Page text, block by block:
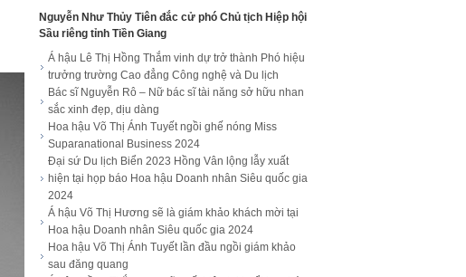
Nguyễn Như Thủy Tiên đắc cử phó Chủ tịch Hiệp hội
Sầu riêng tỉnh Tiền Giang
Á hậu Lê Thị Hồng Thắm vinh dự trở thành Phó hiệu
trưởng trường Cao đẳng Công nghệ và Du lịch
Bác sĩ Nguyễn Rô – Nữ bác sĩ tài năng sở hữu nhan
sắc xinh đẹp, dịu dàng
Hoa hậu Võ Thị Ánh Tuyết ngồi ghế nóng Miss
Suparanational Business 2024
Đại sứ Du lịch Biển 2023 Hồng Vân lộng lẫy xuất
hiện tại họp báo Hoa hậu Doanh nhân Siêu quốc gia
2024
Á hậu Võ Thị Hương sẽ là giám khảo khách mời tại
Hoa hậu Doanh nhân Siêu quốc gia 2024
Hoa hậu Võ Thị Ánh Tuyết lần đầu ngồi giám khảo
sau đăng quang